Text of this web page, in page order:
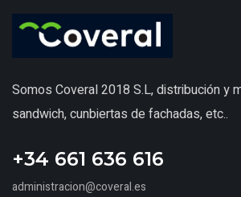
Somos Coveral 2018 S.L, distribución y
sandwich, cunbiertas de fachadas, etc..
+34 661 636 616
administracion@coveral.es